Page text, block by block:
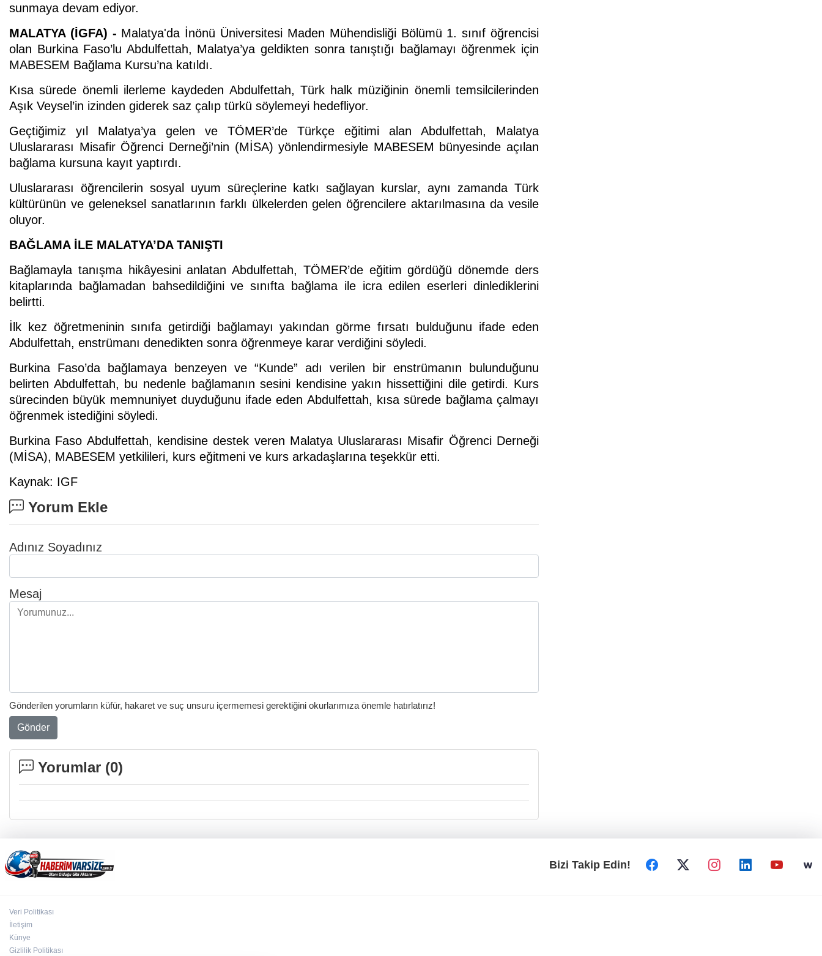
sunmaya devam ediyor.
MALATYA (İGFA) - Malatya'da İnönü Üniversitesi Maden Mühendisliği Bölümü 1. sınıf öğrencisi
olan Burkina Faso’lu Abdulfettah, Malatya’ya geldikten sonra tanıştığı bağlamayı öğrenmek için
MABESEM Bağlama Kursu’na katıldı.
Kısa sürede önemli ilerleme kaydeden Abdulfettah, Türk halk müziğinin önemli temsilcilerinden
Aşık Veysel’in izinden giderek saz çalıp türkü söylemeyi hedefliyor.
Geçtiğimiz yıl Malatya’ya gelen ve TÖMER’de Türkçe eğitimi alan Abdulfettah, Malatya
Uluslararası Misafir Öğrenci Derneği’nin (MİSA) yönlendirmesiyle MABESEM bünyesinde açılan
bağlama kursuna kayıt yaptırdı.
Uluslararası öğrencilerin sosyal uyum süreçlerine katkı sağlayan kurslar, aynı zamanda Türk
kültürünün ve geleneksel sanatlarının farklı ülkelerden gelen öğrencilere aktarılmasına da vesile
oluyor.
BAĞLAMA İLE MALATYA’DA TANIŞTI
Bağlamayla tanışma hikâyesini anlatan Abdulfettah, TÖMER’de eğitim gördüğü dönemde ders
kitaplarında bağlamadan bahsedildiğini ve sınıfta bağlama ile icra edilen eserleri dinlediklerini
belirtti.
İlk kez öğretmeninin sınıfa getirdiği bağlamayı yakından görme fırsatı bulduğunu ifade eden
Abdulfettah, enstrümanı denedikten sonra öğrenmeye karar verdiğini söyledi.
Burkina Faso’da bağlamaya benzeyen ve “Kunde” adı verilen bir enstrümanın bulunduğunu
belirten Abdulfettah, bu nedenle bağlamanın sesini kendisine yakın hissettiğini dile getirdi. Kurs
sürecinden büyük memnuniyet duyduğunu ifade eden Abdulfettah, kısa sürede bağlama çalmayı
öğrenmek istediğini söyledi.
Burkina Faso Abdulfettah, kendisine destek veren Malatya Uluslararası Misafir Öğrenci Derneği
(MİSA), MABESEM yetkilileri, kurs eğitmeni ve kurs arkadaşlarına teşekkür etti.
Kaynak: IGF
Yorum Ekle
Adınız Soyadınız
Mesaj
Gönderilen yorumların küfür, hakaret ve suç unsuru içermemesi gerektiğini okurlarımıza önemle hatırlatırız!
Gönder
Yorumlar (0)
Bizi Takip Edin!
Veri Politikası
İletişim
Künye
Gizlilik Politikası